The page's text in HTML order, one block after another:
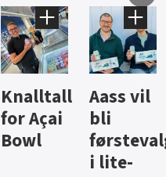
Brus og
jus fra
Berentsen
Hard
iste fra
Hansa